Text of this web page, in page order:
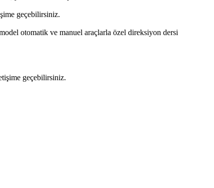
geçebilirsiniz.
otomatik ve manuel araçlarla özel direksiyon dersi
geçebilirsiniz.